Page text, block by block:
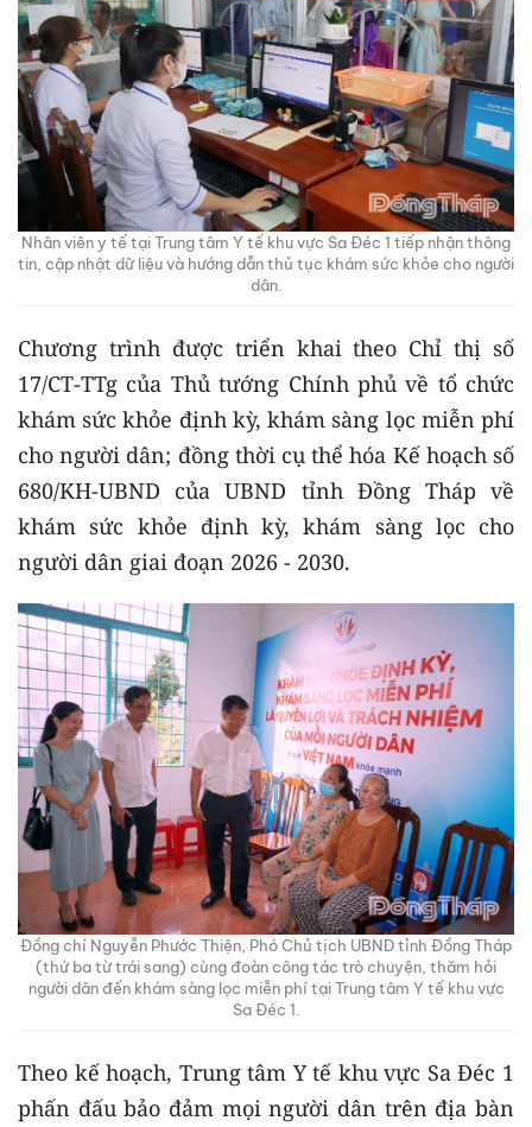
Nhân viên y tế tại Trung tâm Y tế khu vực Sa Đéc 1 tiếp nhận thông
tin, cập nhật dữ liệu và hướng dẫn thủ tục khám sức khỏe cho người
dân.
Chương trình được triển khai theo Chỉ thị số
17/CT-TTg của Thủ tướng Chính phủ về tổ chức
khám sức khỏe định kỳ, khám sàng lọc miễn phí
cho người dân; đồng thời cụ thể hóa Kế hoạch số
680/KH-UBND của UBND tỉnh Đồng Tháp về
khám sức khỏe định kỳ, khám sàng lọc cho
người dân giai đoạn 2026 - 2030.
Đồng chí Nguyễn Phước Thiện, Phó Chủ tịch UBND tỉnh Đồng Tháp
(thứ ba từ trái sang) cùng đoàn công tác trò chuyện, thăm hỏi
người dân đến khám sàng lọc miễn phí tại Trung tâm Y tế khu vực
Sa Đéc 1.
Theo kế hoạch, Trung tâm Y tế khu vực Sa Đéc 1
phấn đấu bảo đảm mọi người dân trên địa bàn